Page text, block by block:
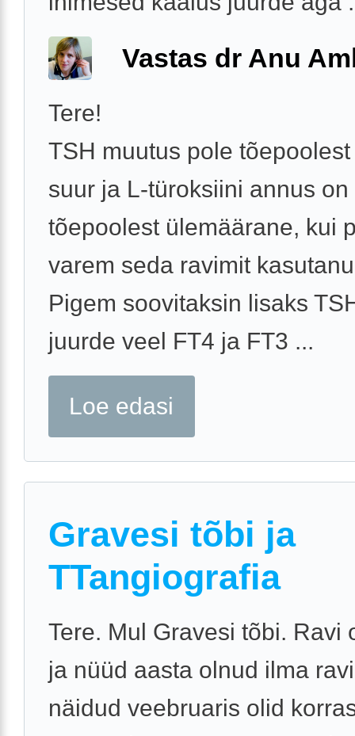
Vastas dr Anu
Tere!
TSH muutus pole
suur ja L-türoksiini annus on
tõepoolest ülemäärane, kui
varem seda ravimit
Pigem soovitaksin lisaks
juurde veel FT4 ja FT3 ...
Loe edasi
Gravesi tõbi ja
TTangiografia
Tere. Mul Gravesi tõbi. Ravi
ja nüüd aasta olnud ilma
näidud veebruaris olid